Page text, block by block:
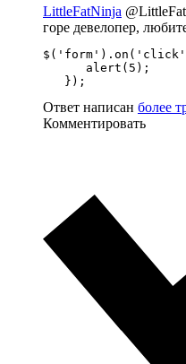
LittleFatNinja
горе девелопер,
      alert(5);
   });
Ответ написан более
Комментировать